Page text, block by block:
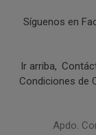
Síguenos en
Ir arriba
Condiciones de
Apdo.